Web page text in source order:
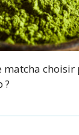
matcha choisir
?